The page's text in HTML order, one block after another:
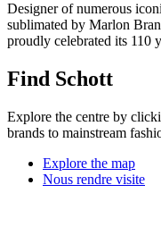
Designer of numerous
sublimated by Marlon
proudly celebrated its 110
Find Schott
Explore the centre by
brands to mainstream
Explore the map
Nous rendre visite